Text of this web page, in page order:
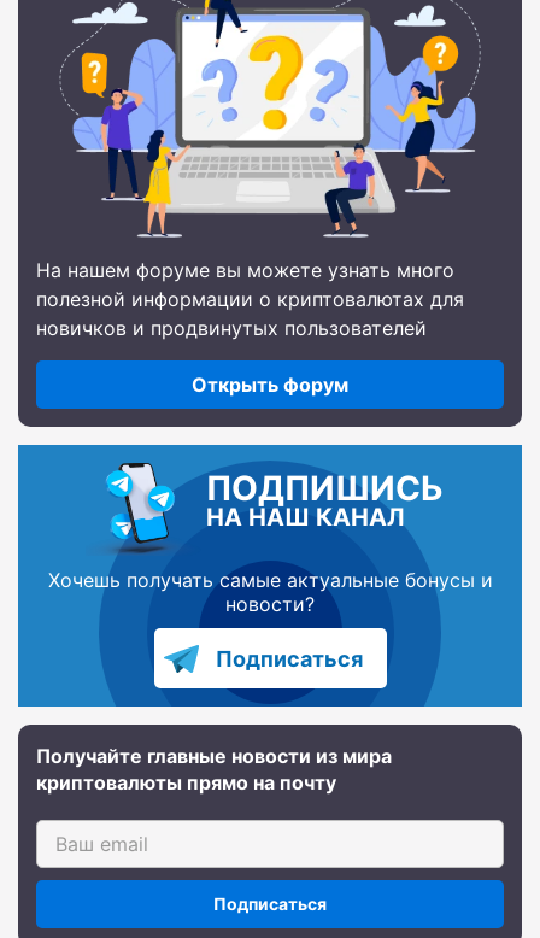
На нашем форуме вы можете узнать много
полезной информации о криптовалютах для
новичков и продвинутых пользователей
Открыть форум
ПОДПИШИСЬ
НА НАШ КАНАЛ
Хочешь получать самые актуальные бонусы и
новости?
Подписаться
Получайте главные новости из мира
криптовалюты прямо на почту
Подписаться